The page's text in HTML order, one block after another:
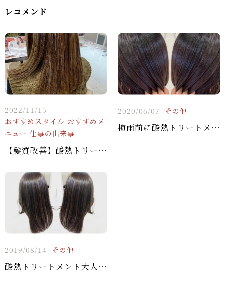
レコメンド
2022/11/15
おすすめスタイル おすすめメ
ニュー 仕事の出来事
【髪質改善】酸熱トリートメント
2020/06/07 その他
梅雨前に酸熱トリートメント！！
2019/08/14 その他
酸熱トリートメント大人気です！！